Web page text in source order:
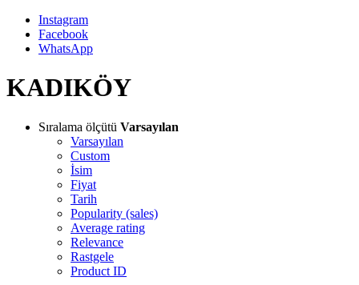
Instagram
Facebook
WhatsApp
KADIKÖY
Sıralama ölçütü Varsayılan
Varsayılan
Custom
İsim
Fiyat
Tarih
Popularity (sales)
Average rating
Relevance
Rastgele
Product ID